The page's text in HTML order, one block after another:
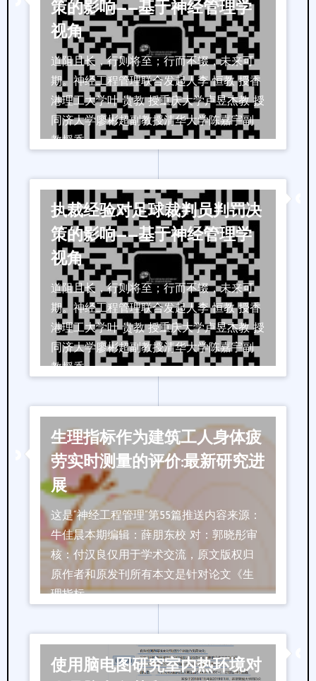
策的影响——基于神经管理学
视角
道阻且长，行则将至；行而不辍，未来可
期。神经工程管理联合发起人李 恒教 授香
港理工大学叶 贵教 授重庆大学卢昱杰教 授
同济大学廖彬超副教授清华大学陈嘉宇副
教授香 …
执裁经验对足球裁判员判罚决
策的影响——基于神经管理学
视角
道阻且长，行则将至；行而不辍，未来可
期。神经工程管理联合发起人李 恒教 授香
港理工大学叶 贵教 授重庆大学卢昱杰教 授
同济大学廖彬超副教授清华大学陈嘉宇副
教授香 …
生理指标作为建筑工人身体疲
劳实时测量的评价:最新研究进
展
这是“神经工程管理”第55篇推送内容来源：
牛佳晨本期编辑：薛朋东校 对：郭晓彤审
核：付汉良仅用于学术交流，原文版权归
原作者和原发刊所有本文是针对论文《生
理指标 …
使用脑电图研究室内热环境对